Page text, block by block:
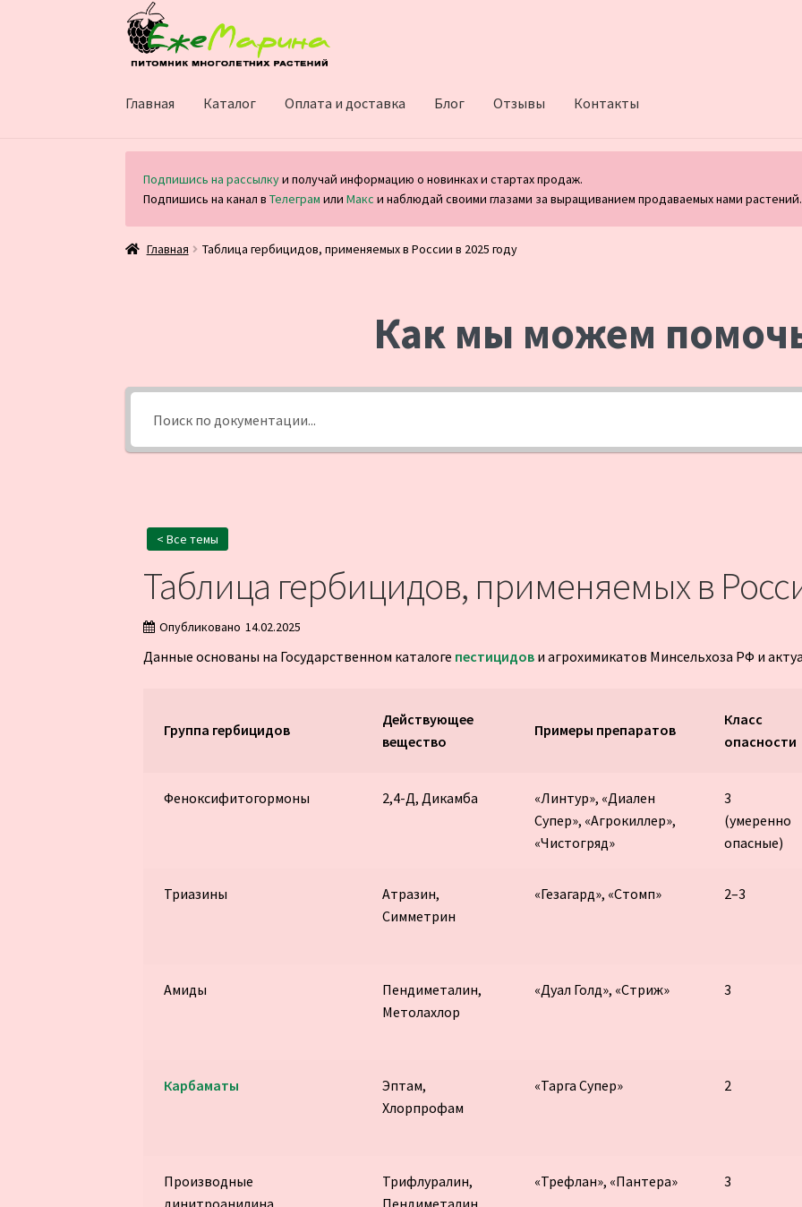
Перейти
к
навигации
Перейти
к
содержимому
Главная Каталог Оплата и доставка Блог Отзывы Контакты
Подпишись на рассылкуи получай информацию о новинках и стартах продаж.
Подпишись на канал вТелеграм илиМакс и наблюдай своими глазами за выращиванием продаваемых нами растений.
Главная Таблица гербицидов, применяемых в России в 2025 году
Как мы можем
< Все темы
Таблица гербицидов, применяемых в
Опубликовано 14.02.2025
Данные основаны на Государственном каталоге пестицидов и агрохимикатов Минсельхоза РФ и
Группа гербицидов
Действующее
вещество
Примеры препаратов
Класс
опасности
Феноксифитогормоны 2,4-Д, Дикамба
«Линтур», «Диален
Супер», «Агрокиллер»,
«Чистогряд»
3
(умеренно
опасные)
Триазины
Атразин,
Симметрин
«Гезагард», «Стомп» 2–3
Амиды
Пендиметалин,
Метолахлор
«Дуал Голд», «Стриж» 3
Карбаматы
Эптам,
Хлорпрофам
«Тарга Супер» 2
Производные
динитроанилина
Трифлуралин,
Пендиметалин
«Трефлан», «Пантера» 3